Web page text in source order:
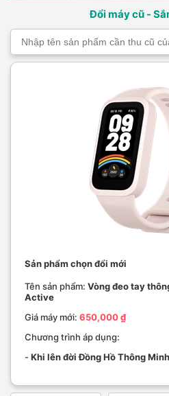
Đổi máy cũ -
Sản phẩm chọn đổi mới
Tên sản phẩm: Vòng đeo tay
Active
Giá máy mới: 650,000 ₫
Chương trình áp dụng:
- Khi lên đời Đồng Hồ Thông Minh